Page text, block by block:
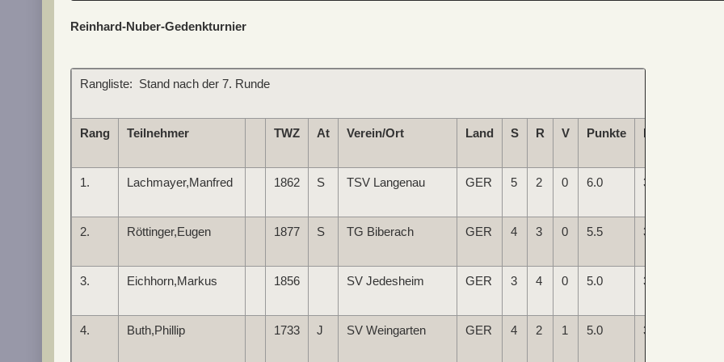
Reinhard-Nuber-Gedenkturnier
Rangliste: Stand nach der 7. Runde
Rang Teilnehmer TWZ At Verein/Ort Land S R V Punkte Buchh
1. Lachmayer,Manfred 1862 S TSV Langenau GER 5 2 0 6.0 30.0
2. Röttinger,Eugen 1877 S TG Biberach GER 4 3 0 5.5 32.0
3. Eichhorn,Markus 1856 SV Jedesheim GER 3 4 0 5.0 32.0
4. Buth,Phillip 1733 J SV Weingarten GER 4 2 1 5.0 31.0